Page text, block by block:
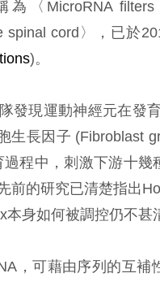
〈MicroRNA filters
spinal cord〉，已於
)。
現運動神經元在發
生長因子 (Fibroblast
程中，刺激下游十
前的研究已清楚指出
身如何被調控仍不甚
可藉由序列的互補